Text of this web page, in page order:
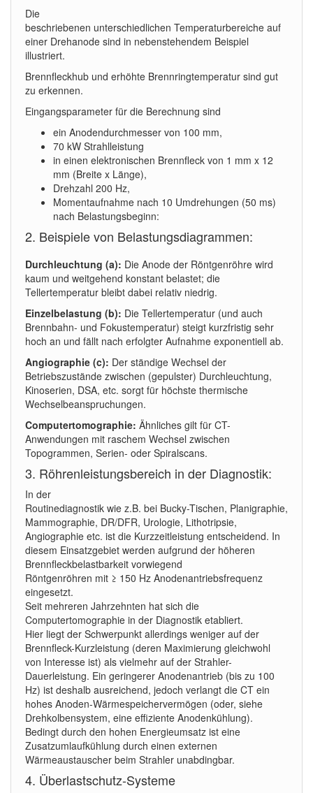
Die
beschriebenen unterschiedlichen Temperaturbereiche auf
einer Drehanode sind in nebenstehendem Beispiel
illustriert.
Brennfleckhub und erhöhte Brennringtemperatur sind gut
zu erkennen.
Eingangsparameter für die Berechnung sind
ein Anodendurchmesser von 100 mm,
70 kW Strahlleistung
in einen elektronischen Brennfleck von 1 mm x 12
mm (Breite x Länge),
Drehzahl 200 Hz,
Momentaufnahme nach 10 Umdrehungen (50 ms)
nach Belastungsbeginn:
2. Beispiele von Belastungsdiagrammen:
Durchleuchtung (a): Die Anode der Röntgenröhre wird
kaum und weitgehend konstant belastet; die
Tellertemperatur bleibt dabei relativ niedrig.
Einzelbelastung (b): Die Tellertemperatur (und auch
Brennbahn- und Fokustemperatur) steigt kurzfristig sehr
hoch an und fällt nach erfolgter Aufnahme exponentiell ab.
Angiographie (c): Der ständige Wechsel der
Betriebszustände zwischen (gepulster) Durchleuchtung,
Kinoserien, DSA, etc. sorgt für höchste thermische
Wechselbeanspruchungen.
Computertomographie: Ähnliches gilt für CT-
Anwendungen mit raschem Wechsel zwischen
Topogrammen, Serien- oder Spiralscans.
3. Röhrenleistungsbereich in der Diagnostik:
In der
Routinediagnostik wie z.B. bei Bucky-Tischen, Planigraphie,
Mammographie, DR/DFR, Urologie, Lithotripsie,
Angiographie etc. ist die Kurzzeitleistung entscheidend. In
diesem Einsatzgebiet werden aufgrund der höheren
Brennfleckbelastbarkeit vorwiegend
Röntgenröhren mit ≥ 150 Hz Anodenantriebsfrequenz
eingesetzt.
Seit mehreren Jahrzehnten hat sich die
Computertomographie in der Diagnostik etabliert.
Hier liegt der Schwerpunkt allerdings weniger auf der
Brennfleck-Kurzleistung (deren Maximierung gleichwohl
von Interesse ist) als vielmehr auf der Strahler-
Dauerleistung. Ein geringerer Anodenantrieb (bis zu 100
Hz) ist deshalb ausreichend, jedoch verlangt die CT ein
hohes Anoden-Wärmespeichervermögen (oder, siehe
Drehkolbensystem, eine effiziente Anodenkühlung).
Bedingt durch den hohen Energieumsatz ist eine
Zusatzumlaufkühlung durch einen externen
Wärmeaustauscher beim Strahler unabdingbar.
4. Überlastschutz-Systeme